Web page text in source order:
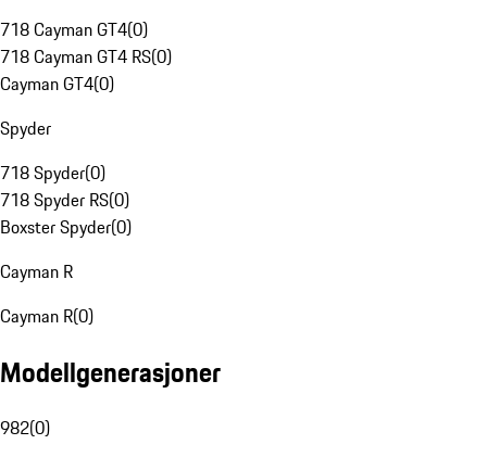
718 Cayman GT4(0)
718 Cayman GT4 RS(0)
Cayman GT4(0)
Spyder
718 Spyder(0)
718 Spyder RS(0)
Boxster Spyder(0)
Cayman R
Cayman R(0)
Modellgenerasjoner
982(0)